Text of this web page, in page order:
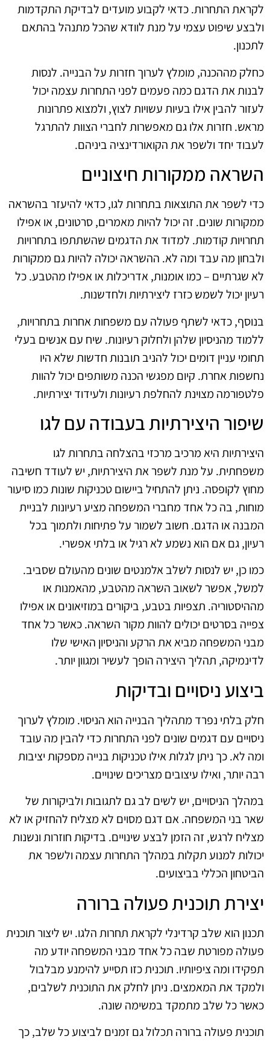
לקראת התחרות. כדאי לקבוע מועדים לבדיקת התקדמות
ולבצע שיפוט עצמי על מנת לוודא שהכל מתנהל בהתאם
לתכנון.
כחלק מההכנה, מומלץ לערוך חזרות על הבנייה. לנסות
לבנות את הדגם כמה פעמים לפני התחרות עצמה יכול
לעזור להבין אילו בעיות עשויות לצוץ, ולמצוא פתרונות
מראש. חזרות אלו גם מאפשרות לחברי הצוות להתרגל
לעבוד יחד ולשפר את הקואורדינציה ביניהם.
השראה ממקורות חיצוניים
כדי לשפר את התוצאות בתחרות לגו, כדאי להיעזר בהשראה
ממקורות שונים. זה יכול להיות מאמרים, סרטונים, או אפילו
תחרויות קודמות. למדוד את הדגמים שהשתתפו בתחרויות
ולבחון מה עבד ומה לא. ההשראה יכולה להיות גם ממקורות
לא שגרתיים – כמו אומנות, אדריכלות או אפילו מהטבע. כל
רעיון יכול לשמש כזרז ליצירתיות ולחדשנות.
בנוסף, כדאי לשתף פעולה עם משפחות אחרות בתחרויות,
ללמוד מהניסיון שלהן ולחלוק רעיונות. שיח עם אנשים בעלי
תחומי עניין דומים יכול להניב תובנות חדשות שלא היו
נחשפות אחרת. קיום מפגשי הכנה משותפים יכול להוות
פלטפורמה מצוינת להחלפת רעיונות ולעידוד יצירתיות.
שיפור היצירתיות בעבודה עם לגו
היצירתיות היא מרכיב מרכזי בהצלחה בתחרות לגו
משפחתית. על מנת לשפר את היצירתיות, יש לעודד חשיבה
מחוץ לקופסה. ניתן להתחיל ביישום טכניקות שונות כמו סיעור
מוחות, בה כל אחד מחברי המשפחה מציע רעיונות לבניית
המבנה או הדגם. חשוב לשמור על פתיחות ולתמוך בכל
רעיון, גם אם הוא נשמע לא רגיל או בלתי אפשרי.
כמו כן, יש לנסות לשלב אלמנטים שונים מהעולם שסביב.
למשל, אפשר לשאוב השראה מהטבע, מהאמנות או
מההיסטוריה. תצפיות בטבע, ביקורים במוזיאונים או אפילו
צפייה בסרטים יכולים להוות מקור השראה. כאשר כל אחד
מבני המשפחה מביא את הרקע והניסיון האישי שלו
לדינמיקה, תהליך היצירה הופך לעשיר ומגוון יותר.
ביצוע ניסויים ובדיקות
חלק בלתי נפרד מתהליך הבנייה הוא הניסוי. מומלץ לערוך
ניסויים עם דגמים שונים לפני התחרות כדי להבין מה עובד
ומה לא. כך ניתן לגלות אילו טכניקות בנייה מספקות יציבות
רבה יותר, ואילו עיצובים מצריכים שינויים.
במהלך הניסויים, יש לשים לב גם לתגובות ולביקורות של
שאר בני המשפחה. אם דגם מסוים לא מצליח להחזיק או לא
מצליח לרגש, זה הזמן לבצע שינויים. בדיקות חוזרות ונשנות
יכולות למנוע תקלות במהלך התחרות עצמה ולשפר את
הביטחון הכללי בביצועים.
יצירת תוכנית פעולה ברורה
תכנון הוא שלב קרדינלי לקראת תחרות הלגו. יש ליצור תוכנית
פעולה מפורטת שבה כל אחד מבני המשפחה יודע מה
תפקידו ומה ציפיותיו. תוכנית כזו תסייע להימנע מבלבול
ולמקד את המאמצים. ניתן לחלק את התוכנית לשלבים,
כאשר כל שלב מתמקד במשימה שונה.
תוכנית פעולה ברורה תכלול גם זמנים לביצוע כל שלב, כך